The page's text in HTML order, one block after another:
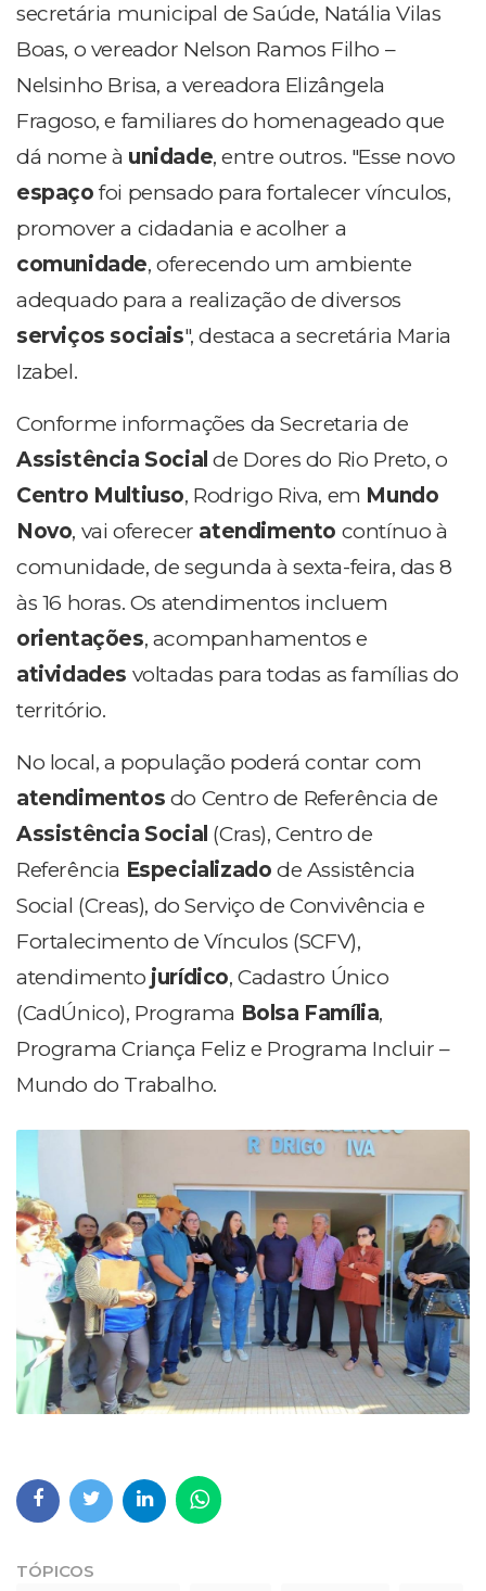
secretária municipal de Saúde, Natália Vilas
Boas, o vereador Nelson Ramos Filho –
Nelsinho Brisa, a vereadora Elizângela
Fragoso, e familiares do homenageado que
dá nome à unidade, entre outros. "Esse novo
espaço foi pensado para fortalecer vínculos,
promover a cidadania e acolher a
comunidade, oferecendo um ambiente
adequado para a realização de diversos
serviços sociais", destaca a secretária Maria
Izabel.
Conforme informações da Secretaria de
Assistência Social de Dores do Rio Preto, o
Centro Multiuso, Rodrigo Riva, em Mundo
Novo, vai oferecer atendimento contínuo à
comunidade, de segunda à sexta-feira, das 8
às 16 horas. Os atendimentos incluem
orientações, acompanhamentos e
atividades voltadas para todas as famílias do
território.
No local, a população poderá contar com
atendimentos do Centro de Referência de
Assistência Social (Cras), Centro de
Referência Especializado de Assistência
Social (Creas), do Serviço de Convivência e
Fortalecimento de Vínculos (SCFV),
atendimento jurídico, Cadastro Único
(CadÚnico), Programa Bolsa Família,
Programa Criança Feliz e Programa Incluir –
Mundo do Trabalho.
TÓPICOS